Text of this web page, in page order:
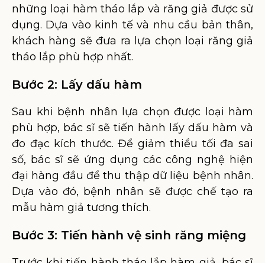
những loại hàm tháo lắp và răng giả được sử
dụng. Dựa vào kinh tế và nhu cầu bản thân,
khách hàng sẽ đưa ra lựa chọn loại răng giả
tháo lắp phù hợp nhất.
Bước 2: Lấy dấu hàm
Sau khi bệnh nhân lựa chọn được loại hàm
phù hợp, bác sĩ sẽ tiến hành lấy dấu hàm và
đo đạc kích thước. Để giảm thiểu tối đa sai
số, bác sĩ sẽ ứng dụng các công nghệ hiện
đại hàng đầu để thu thập dữ liệu bệnh nhân.
Dựa vào đó, bệnh nhân sẽ được chế tạo ra
mẫu hàm giả tương thích.
Bước 3: Tiến hành vệ sinh răng miệng